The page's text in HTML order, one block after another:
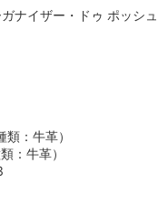
ナイザー・ドゥ ポッシュ
：牛革）
：牛革）